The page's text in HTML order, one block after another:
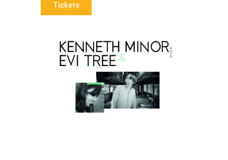
Tickets